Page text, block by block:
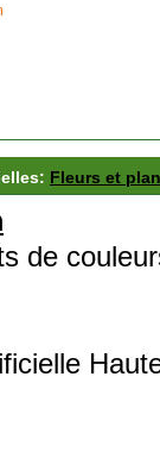
Fleurs et
de